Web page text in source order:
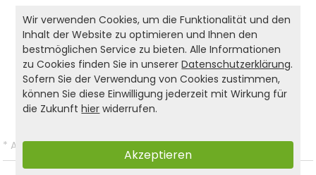
Ergänzung für jeden Eingangsbereich.
Produkt- und Sicherheitshinweise:
Zurück zur Liste
* Alle Preise inkl. gesetzl. MwSt. und zzgl.Versandkosten.
Wir verwenden Cookies, um die Funktionalität und den
Inhalt der Website zu optimieren und Ihnen den
bestmöglichen Service zu bieten. Alle Informationen
zu Cookies finden Sie in unsererDatenschutzerklärung.
Sofern Sie der Verwendung von Cookies zustimmen,
können Sie diese Einwilligung jederzeit mit Wirkung für
die Zukunfthier widerrufen.
Akzeptieren